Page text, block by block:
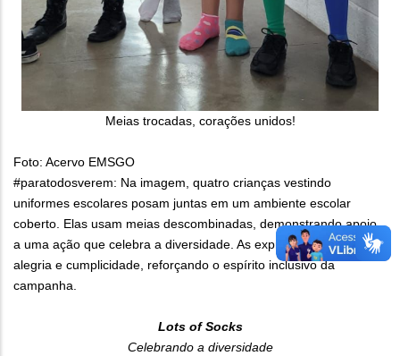
Meias trocadas, corações unidos!
Foto: Acervo EMSGO
#paratodosverem: Na imagem, quatro crianças vestindo
uniformes escolares posam juntas em um ambiente escolar
coberto. Elas usam meias descombinadas, demonstrando apoio
a uma ação que celebra a diversidade. As expressões são de
alegria e cumplicidade, reforçando o espírito inclusivo da
campanha.
Lots of Socks
Celebrando a diversidade